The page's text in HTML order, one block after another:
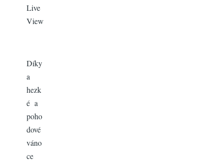
Live
View
Díky
a
hezk
é a
poho
dové
váno
ce